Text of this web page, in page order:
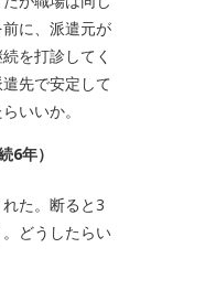
に、派遣元が
を打診してく
先で安定して
いいか。
6年）
た。断ると3
どうしたらい